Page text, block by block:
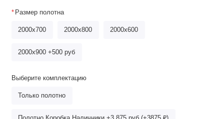
Размер полотна
2000x700 2000х800 2000x600
2000x900 +500 руб
Выберите комплектацию
Только полотно